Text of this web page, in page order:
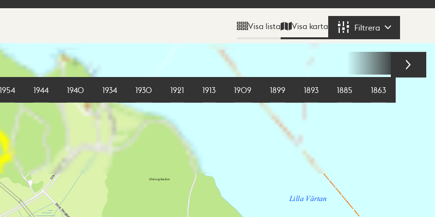
Visa lista Visa karta Filtrera
1954 1944 1940 1934 1930 1921 1913 1909 1899 1893 1885 1863